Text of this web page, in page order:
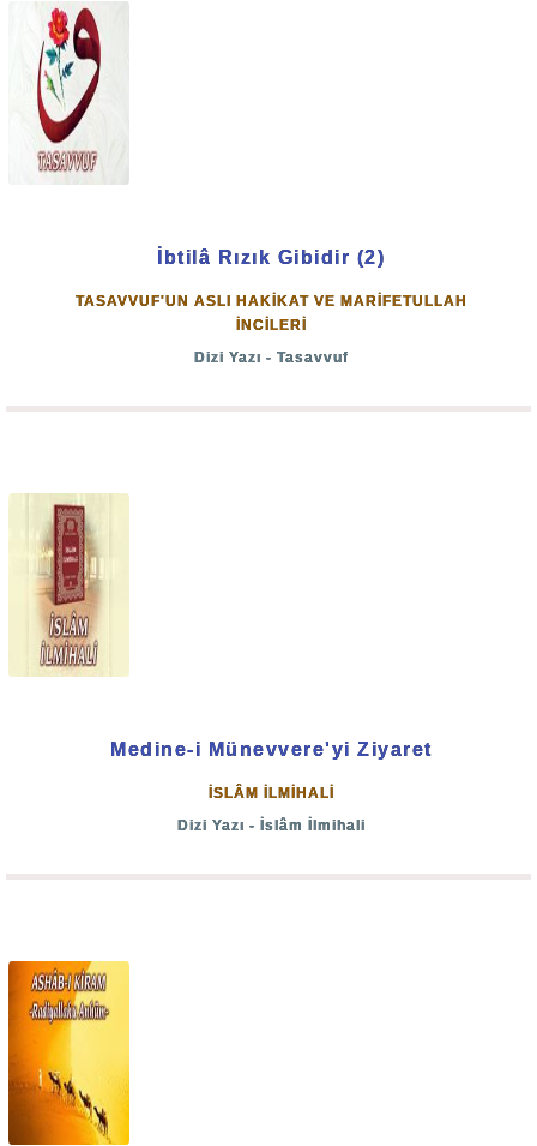
İbtilâ Rızık Gibidir (2)
TASAVVUF'UN ASLI HAKİKAT VE MARİFETULLAH
İNCİLERİ
Dizi Yazı - Tasavvuf
Medine-i Münevvere'yi Ziyaret
İSLÂM İLMİHALİ
Dizi Yazı - İslâm İlmihali